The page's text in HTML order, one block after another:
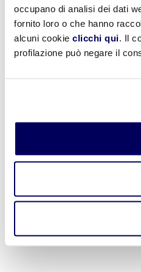
occupano di analisi dei dati
fornito loro o che hanno
alcuni cookie clicchi qui. Il
profilazione può negare il